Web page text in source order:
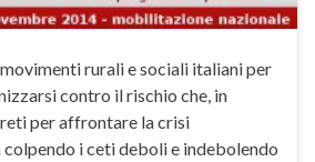
rurali e sociali italiani per
contro il rischio che, in
per affrontare la crisi
i ceti deboli e indebolendo